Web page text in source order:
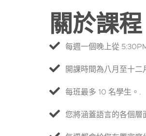
關於課程
每週一個晚上從
開課時間為八月至十二
每班最多 10 名學生。.
您將涵蓋語言的各個層